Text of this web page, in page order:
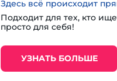
Здесь всё происходит
Подходит для тех, кто
просто для себя!
УЗНАТЬ БОЛЬШЕ